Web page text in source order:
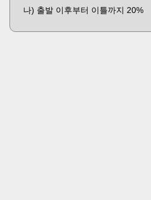
나) 출발 이후부터 이틀까지 20%